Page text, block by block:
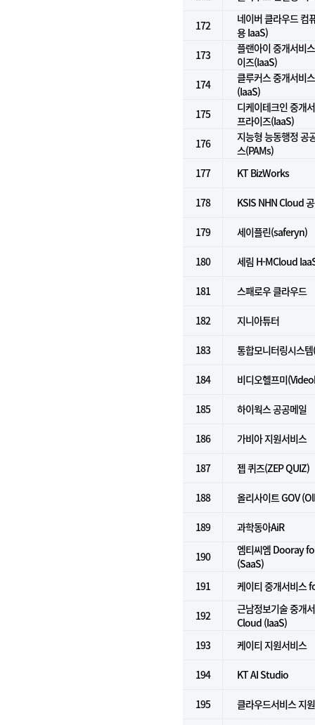
172
네이버 클라우드 컴
용 IaaS)
173
플랜아이 중개서비
이즈(IaaS)
174
클루커스 중개서비
(IaaS)
175
디케이테크인 중개
프라이즈(IaaS)
176
지능형 능동행정 공
스(PAMs)
177
KT BizWorks
178 KSIS NHN Cloud
179 세이플린(saferyn)
180 세림 H-MCloud
181 스패로우 클라우드
182 지니아튜터
183 통합모니터링시스
184 비디오헬프미
185 하이웍스 공공메일
186 가비아 지원서비스
187 젭 퀴즈(ZEP QUIZ)
188 올리사이트 GOV
189 과학동아AiR
190
엠티씨엠 Dooray
(SaaS)
191
케이티 중개서비스
192
근남정보기술 중개
Cloud (IaaS)
193
케이티 지원서비스
194 KT AI Studio
195 클라우드서비스 지